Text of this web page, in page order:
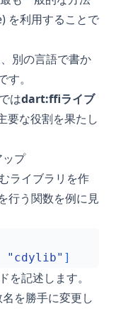
を利用することで
別の言語で書か
。
はdart:ffiライブ
要な役割を果たし
ップ
ライブラリを作
行う関数を例に見
"cdylib" ]
記述します。
を勝手に変更し